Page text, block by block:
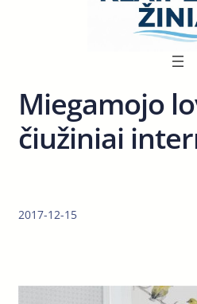
Miegamojo
čiužiniai
2017-12-15